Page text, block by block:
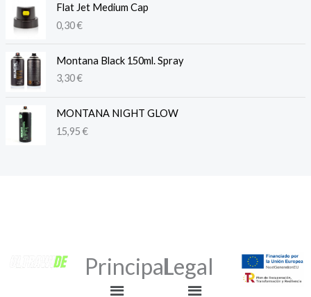
Flat Jet Medium Cap
0,30€
Montana Black 150ml. Spray
3,30€
MONTANA NIGHT GLOW
15,95€
Principal
Menú
Legal
Menú